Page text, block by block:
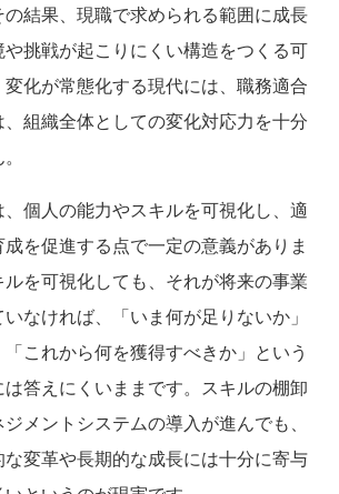
結果、現職で求められる範囲に成長
挑戦が起こりにくい構造をつくる可
化が常態化する現代には、職務適合
組織全体としての変化対応力を十分
個人の能力やスキルを可視化し、適
を促進する点で一定の意義がありま
を可視化しても、それが将来の事業
なければ、「いま何が足りないか」
これから何を獲得すべきか」という
答えにくいままです。スキルの棚卸
メントシステムの導入が進んでも、
変革や長期的な成長には十分に寄与